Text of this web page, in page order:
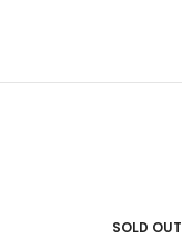
SOLD OUT